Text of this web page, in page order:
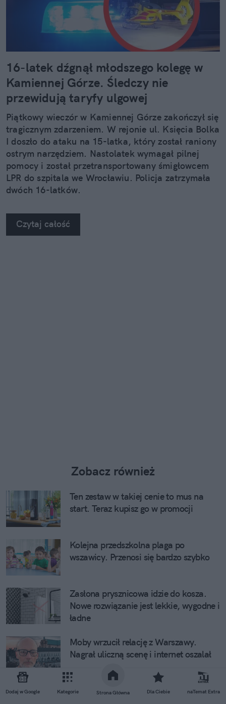
Dodaj w Google Kategorie Strona Główna Dla Ciebie naTemat Extra
16-latek dźgnął młodszego kolegę w
Kamiennej Górze. Śledczy nie
przewidują taryfy ulgowej
Piątkowy wieczór w Kamiennej Górze zakończył się
tragicznym zdarzeniem. W rejonie ul. Księcia Bolka
I doszło do ataku na 15-latka, który został raniony
ostrym narzędziem. Nastolatek wymagał pilnej
pomocy i został przetransportowany śmigłowcem
LPR do szpitala we Wrocławiu. Policja zatrzymała
dwóch 16-latków.
Czytaj całość
Zobacz również
Ten zestaw w takiej cenie to mus na
start. Teraz kupisz go w promocji
Kolejna przedszkolna plaga po
wszawicy. Przenosi się bardzo szybko
Zasłona prysznicowa idzie do kosza.
Nowe rozwiązanie jest lekkie, wygodne i
ładne
Moby wrzucił relację z Warszawy.
Nagrał uliczną scenę i internet oszalał
Kierowca z Warszawy ruszył w trasę w